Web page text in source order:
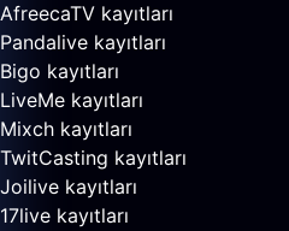
AfreecaTV kayıtları
Pandalive kayıtları
Bigo kayıtları
LiveMe kayıtları
Mixch kayıtları
TwitCasting kayıtları
Joilive kayıtları
17live kayıtları